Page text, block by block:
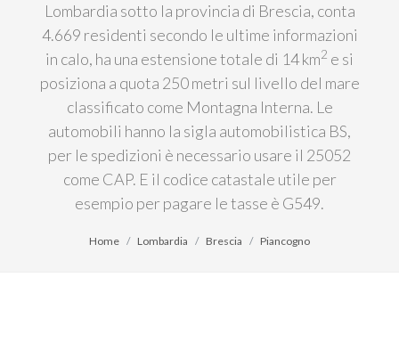
Lombardia sotto la provincia di Brescia, conta
4.669 residenti secondo le ultime informazioni
in calo, ha una estensione totale di 14 km2 e si
posiziona a quota 250 metri sul livello del mare
classificato come Montagna Interna. Le
automobili hanno la sigla automobilistica BS,
per le spedizioni è necessario usare il 25052
come CAP. E il codice catastale utile per
esempio per pagare le tasse è G549.
Home Lombardia Brescia Piancogno